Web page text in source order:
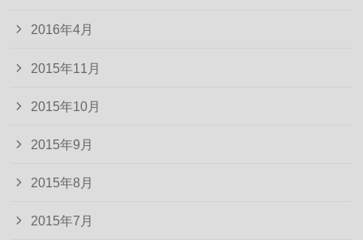
2016年4月
2015年11月
2015年10月
2015年9月
2015年8月
2015年7月